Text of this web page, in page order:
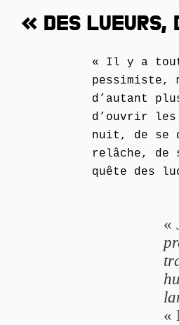
« DES LUEURS,
« Il y a
pessimiste,
d’autant
d’ouvrir les
nuit, de se
relâche, de
quête des
«
«